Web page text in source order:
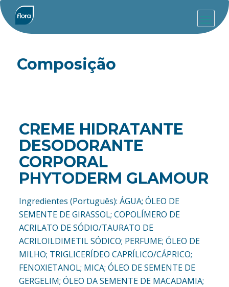
Composição
CREME HIDRATANTE
DESODORANTE
CORPORAL
PHYTODERM GLAMOUR
Ingredientes (Português): ÁGUA; ÓLEO DE
SEMENTE DE GIRASSOL; COPOLÍMERO DE
ACRILATO DE SÓDIO/TAURATO DE
ACRILOILDIMETIL SÓDICO; PERFUME; ÓLEO DE
MILHO; TRIGLICERÍDEO CAPRÍLICO/CÁPRICO;
FENOXIETANOL; MICA; ÓLEO DE SEMENTE DE
GERGELIM; ÓLEO DA SEMENTE DE MACADAMIA;